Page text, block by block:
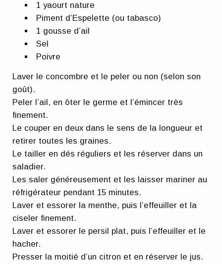
1 yaourt nature
Piment d’Espelette (ou tabasco)
1 gousse d’ail
Sel
Poivre
Laver le concombre et le peler ou non (selon son
goût).
Peler l’ail, en ôter le germe et l’émincer très
finement.
Le couper en deux dans le sens de la longueur et
retirer toutes les graines.
Le tailler en dés réguliers et les réserver dans un
saladier.
Les saler généreusement et les laisser mariner au
réfrigérateur pendant 15 minutes.
Laver et essorer la menthe, puis l’effeuiller et la
ciseler finement.
Laver et essorer le persil plat, puis l’effeuiller et le
hacher.
Presser la moitié d’un citron et en réserver le jus.